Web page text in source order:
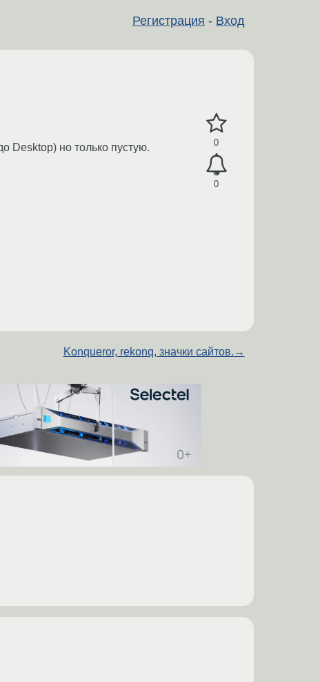
Регистрация - Вход
0
0
Desktop) но только пустую.
Konqueror, rekonq, значки сайтов. →